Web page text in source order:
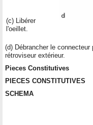
(c) Libérer
l'oeillet.
(d) Débrancher le
rétroviseur extérieur.
Pieces Constitutives
PIECES CONSTITUTIVES
SCHEMA